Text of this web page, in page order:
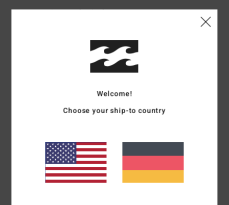
Frauen Weiss Bomberjacke
100 % Lyocell-Twill
Eingrifftaschen
Metallplatte mit Logo
Zusammensetzung[Hauptstoff] 100% Lyocell
Welcome!
Choose your ship-to country